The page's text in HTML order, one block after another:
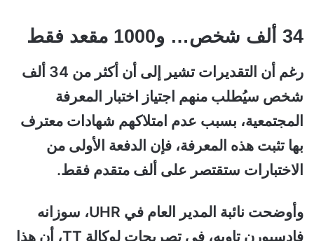
34 ألف شخص… و1000 مقعد فقط
رغم أن التقديرات تشير إلى أن أكثر من 34 ألف
شخص سيُطلب منهم اجتياز اختبار المعرفة
المجتمعية، بسبب عدم امتلاكهم شهادات معترف
بها تثبت هذه المعرفة، فإن الدفعة الأولى من
الاختبارات ستقتصر على ألف متقدم فقط.
وأوضحت نائبة المدير العام في UHR، سوزانه
فادسبورن تاوبه، في تصريحات لوكالة TT، أن هذا